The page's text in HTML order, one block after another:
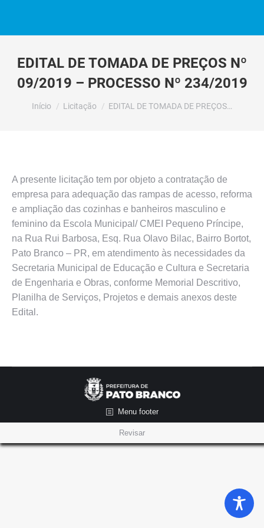
EDITAL DE TOMADA DE PREÇOS Nº
09/2019 – PROCESSO Nº 234/2019
Você está aqui:
Início Licitação EDITAL DE TOMADA DE PREÇOS…
A presente licitação tem por objeto a contratação de
empresa para adequação das rampas de acesso, reforma
e ampliação das cozinhas e banheiros masculino e
feminino da Escola Municipal/ CMEI Pequeno Príncipe,
na Rua Rui Barbosa, Esq. Rua Olavo Bilac, Bairro Bortot,
Pato Branco – PR, em atendimento às necessidades da
Secretaria Municipal de Educação e Cultura e Secretaria
de Engenharia e Obras, conforme Memorial Descritivo,
Planilha de Serviços, Projetos e demais anexos deste
Edital.
Menu footer
Revisar